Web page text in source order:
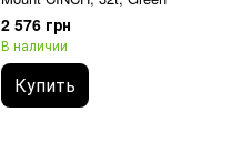
2 576 грн
В наличии
Купить